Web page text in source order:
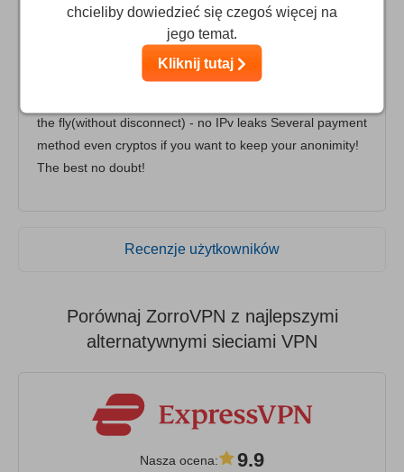
avaible (really always i wrote to helpdesk few times but
once afternoon twice morning and weekend midnight too
and got answer within 30mins every time) to help you! If
you require in live!! Features(my viewpoints): - 4(quadro)
the fly(without disconnect) - no IPv leaks Several payment
method even cryptos if you want to keep your anonimity!
The best no doubt!
Recenzje użytkowników
Porównaj ZorroVPN z najlepszymi
alternatywnymi sieciami VPN
Nasza ocena: 9.9
chcieliby dowiedzieć się czegoś więcej na
jego temat.
Kliknij tutaj